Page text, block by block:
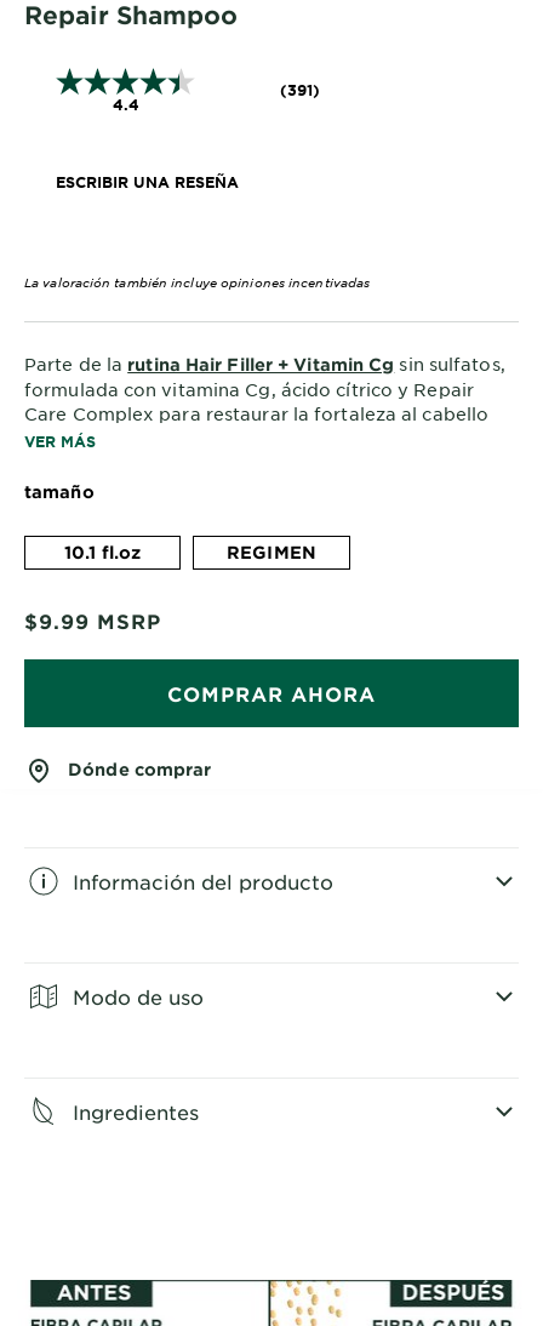
Repair Shampoo
4.4
(391)
ESCRIBIR UNA RESEÑA
La valoración también incluye opiniones incentivadas
Parte de la rutina Hair Filler + Vitamin Cg sin sulfatos,
formulada con vitamina Cg, ácido cítrico y Repair
Care Complex para restaurar la fortaleza al cabello
débil y dañado.
VER MÁS
tamaño
10.1 fl.oz REGIMEN
$9.99 MSRP
COMPRAR AHORA
Dónde comprar
Información del producto
Modo de uso
Ingredientes